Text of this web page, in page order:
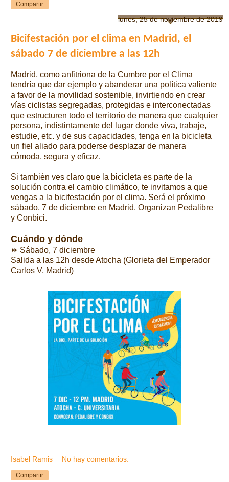
Compartir
lunes, 25 de noviembre de 2019
Bicifestación por el clima en Madrid, el
sábado 7 de diciembre a las 12h
Madrid, como anfitriona de la Cumbre por el Clima
tendría que dar ejemplo y abanderar una política valiente
a favor de la movilidad sostenible, invirtiendo en crear
vías ciclistas segregadas, protegidas e interconectadas
que estructuren todo el territorio de manera que cualquier
persona, indistintamente del lugar donde viva, trabaje,
estudie, etc. y de sus capacidades, tenga en la bicicleta
un fiel aliado para poderse desplazar de manera
cómoda, segura y eficaz.
Si también ves claro que la bicicleta es parte de la
solución contra el cambio climático, te invitamos a que
vengas a la bicifestación por el clima. Será el próximo
sábado, 7 de diciembre en Madrid. Organizan Pedalibre
y Conbici.
Cuándo y dónde
⏩ Sábado, 7 diciembre
Salida a las 12h desde Atocha (Glorieta del Emperador
Carlos V, Madrid)
Isabel Ramis No hay comentarios:
Compartir